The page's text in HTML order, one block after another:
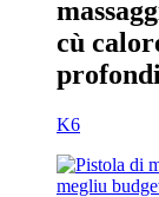
cù
K6